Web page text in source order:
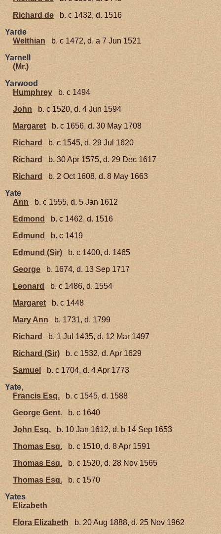
Richard de
b. c 1432, d. 1516
Yarde
Welthian
b. c 1472, d. a 7 Jun 1521
Yarnell
(Mr.)
Yarwood
Humphrey
b. c 1494
John
b. c 1520, d. 4 Jun 1594
Margaret
b. c 1656, d. 30 May 1708
Richard
b. c 1545, d. 29 Jul 1620
Richard
b. 30 Apr 1575, d. 29 Dec 1617
Richard
b. 2 Oct 1608, d. 8 May 1663
Yate
Ann
b. c 1555, d. 5 Jan 1612
Edmond
b. c 1462, d. 1516
Edmund
b. c 1419
Edmund (Sir)
b. c 1400, d. 1465
George
b. 1674, d. 13 Sep 1717
Leonard
b. c 1486, d. 1554
Margaret
b. c 1448
Mary Ann
b. 1731, d. 1799
Richard
b. 1 Jul 1435, d. 12 Mar 1497
Richard (Sir)
b. c 1532, d. Apr 1629
Samuel
b. c 1704, d. 4 Apr 1773
Yate,
Francis Esq.
b. c 1545, d. 1588
George Gent.
b. c 1640
John Esq.
b. 10 Jan 1612, d. b 14 Sep 1653
Thomas Esq.
b. c 1510, d. 8 Apr 1591
Thomas Esq.
b. c 1520, d. 28 Nov 1565
Thomas Esq.
b. c 1570
Yates
Elizabeth
Flora Elizabeth
b. 20 Aug 1888, d. 25 Nov 1962